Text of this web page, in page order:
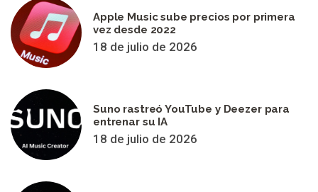
Apple Music sube precios por primera
vez desde 2022
18 de julio de 2026
Suno rastreó YouTube y Deezer para
entrenar su IA
18 de julio de 2026